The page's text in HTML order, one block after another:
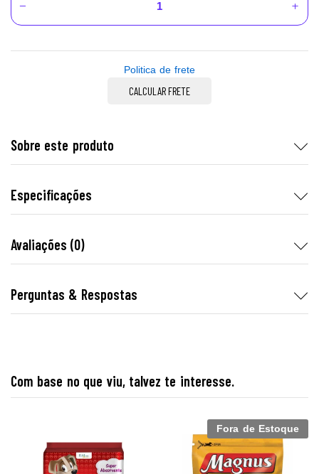
Politica de frete
CALCULAR FRETE
Sobre este produto
Especificações
Avaliações (0)
Perguntas & Respostas
Com base no que viu, talvez te interesse.
Fora de Estoque